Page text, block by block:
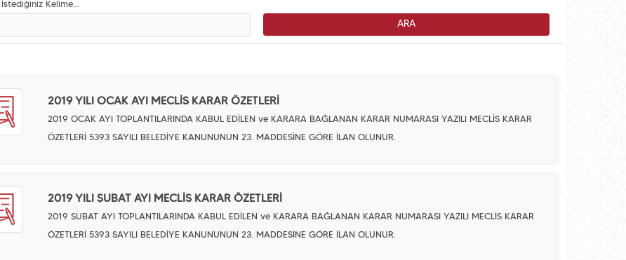
Kelime...
2019 YILI OCAK AYI MECLİS KARAR ÖZETLERİ
2019 OCAK AYI TOPLANTILARINDA KABUL EDİLEN ve KARARA BAĞLANAN KARAR NUMARASI YAZILI MECLİS KARAR
ÖZETLERİ 5393 SAYILI BELEDİYE KANUNUNUN 23. MADDESİNE GÖRE İLAN OLUNUR.
2019 YILI ŞUBAT AYI MECLİS KARAR ÖZETLERİ
2019 ŞUBAT AYI TOPLANTILARINDA KABUL EDİLEN ve KARARA BAĞLANAN KARAR NUMARASI YAZILI MECLİS KARAR
ÖZETLERİ 5393 SAYILI BELEDİYE KANUNUNUN 23. MADDESİNE GÖRE İLAN OLUNUR.